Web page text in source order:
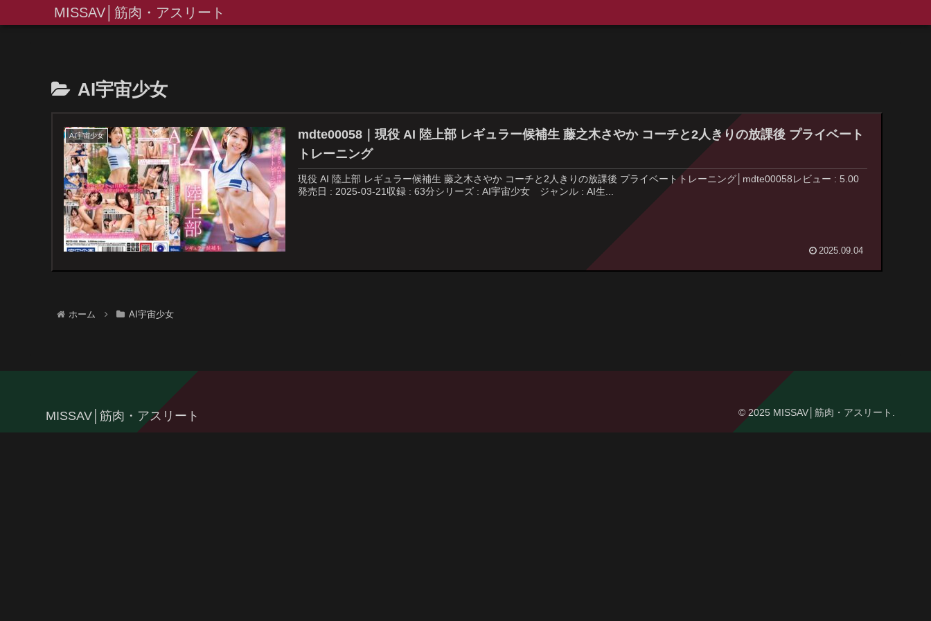
MISSAV│筋肉・アスリート
AI宇宙少女
AI宇宙少女
mdte00058｜現役 AI 陸上部 レギュラー候補生 藤之木さやか コーチと2人きりの放課後 プライベート
トレーニング
現役 AI 陸上部 レギュラー候補生 藤之木さやか コーチと2人きりの放課後 プライベートトレーニング│mdte00058レビュー : 5.00
発売日 : 2025-03-21収録 : 63分シリーズ : AI宇宙少女 ジャンル : AI生...
2025.09.04
ホーム AI宇宙少女
MISSAV│筋肉・アスリート © 2025 MISSAV│筋肉・アスリート.